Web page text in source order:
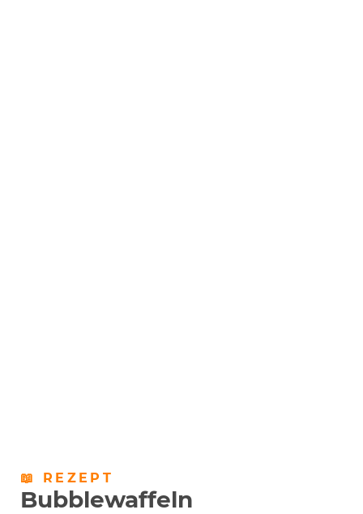
📖 REZEPT
Bubblewaffeln